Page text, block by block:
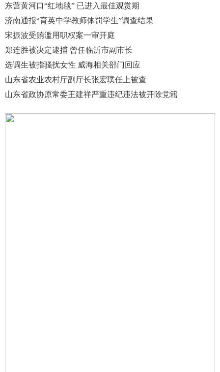
东营黄河口“红地毯” 已进入最佳观赏期
济南通报“育英中学教师体罚学生”调查结果
宋振波受贿滥用职权案一审开庭
郑连胜被决定逮捕 曾任临沂市副市长
选调生被指骚扰女性 威海相关部门回应
山东省农业农村厅副厅长张宏璞任上被查
山东省政协原常委王建祥严重违纪违法被开除党籍